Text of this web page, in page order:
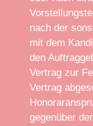
nach der
mit dem
den
Vertrag zur
Vertrag
gegenüber